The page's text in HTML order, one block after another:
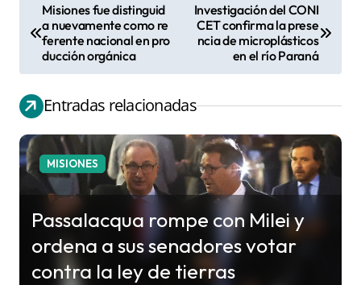
v
e
g
a
c
Misiones fue distinguid
a nuevamente como re
ferente nacional en pro
ducción orgánica
Investigación del CONI
CET confirma la prese
ncia de microplásticos
en el río Paraná
Entradas relacionadas
MISIONES
Passalacqua rompe con Milei y
ordena a sus senadores votar
contra la ley de tierras